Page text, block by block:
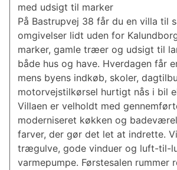
med udsigt til marker
På Bastrupvej 38 får du en villa til
omgivelser lidt uden for
marker, gamle træer og udsigt til
både hus og have. Hverdagen får
mens byens indkøb, skoler,
motorvejstilkørsel hurtigt nås i bil
Villaen er velholdt med
moderniseret køkken og
farver, der gør det let at indrette.
trægulve, gode vinduer og luft-til-
varmepumpe. Førstesalen rummer